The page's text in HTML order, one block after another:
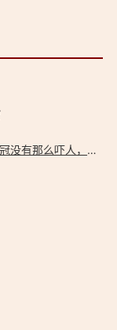
下一篇：新冠没有那么吓人，但是仗很难打~